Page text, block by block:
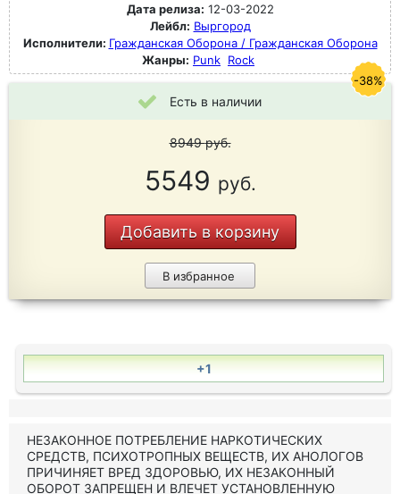
Дата релиза: 12-03-2022
Лейбл: Выргород
Исполнители: Гражданская Оборона / Гражданская Оборона
Жанры: Punk Rock
Есть в наличии
8949руб.
5549 руб.
Добавить в корзину
В избранное
-38%
+1
НЕЗАКОННОЕ ПОТРЕБЛЕНИЕ НАРКОТИЧЕСКИХ
СРЕДСТВ, ПСИХОТРОПНЫХ ВЕЩЕСТВ, ИХ АНОЛОГОВ
ПРИЧИНЯЕТ ВРЕД ЗДОРОВЬЮ, ИХ НЕЗАКОННЫЙ
ОБОРОТ ЗАПРЕЩЕН И ВЛЕЧЕТ УСТАНОВЛЕННУЮ